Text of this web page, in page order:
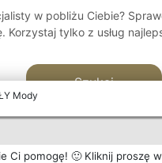
Mody
Ci pomogę! 🙂 Kliknij proszę w
w pobliżu Ciebie?
Korzystaj tylko z usług
Szukaj